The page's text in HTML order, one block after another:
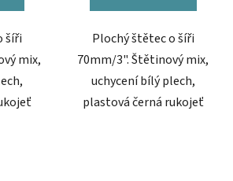
šíři
mix,
Plochý štětec o šíři
70mm/3". Štětinový mix,
uchycení bílý plech,
plastová černá rukojeť